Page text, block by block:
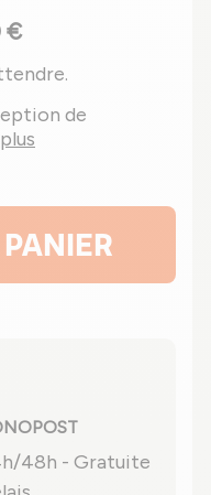
€
de
48h - Gratuite